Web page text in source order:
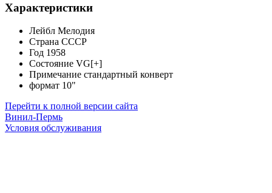
Характеристики
Лейбл Мелодия
Страна СССР
Год 1958
Состояние VG[+]
Примечание стандартный конверт
формат 10"
Перейти к полной версии сайта
Винил-Пермь
Условия обслуживания